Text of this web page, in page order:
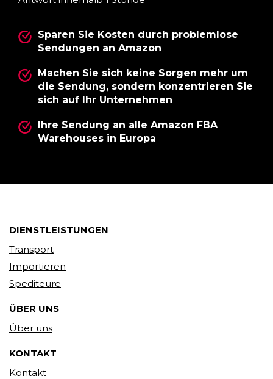
Sparen Sie Kosten durch problemlose
Sendungen an Amazon
Machen Sie sich keine Sorgen mehr um
die Sendung, sondern konzentrieren Sie
sich auf Ihr Unternehmen
Ihre Sendung an alle Amazon FBA
Warehouses in Europa
DIENSTLEISTUNGEN
Transport
Importieren
Spediteure
ÜBER UNS
Über uns
KONTAKT
Kontakt